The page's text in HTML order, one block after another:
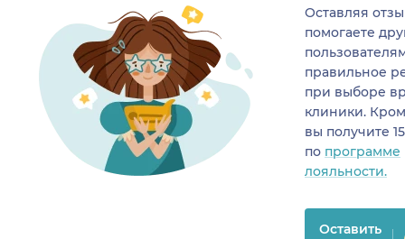
Оставляя
помогаете
правильное
при выборе
клиники.
вы получите
по программе
лояльности.
Оставить